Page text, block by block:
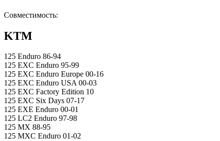
Совместимость:
KTM
125 Enduro 86-94
125 EXC Enduro 95-99
125 EXC Enduro Europe 00-16
125 EXC Enduro USA 00-03
125 EXC Factory Edition 10
125 EXC Six Days 07-17
125 EXE Enduro 00-01
125 LC2 Enduro 97-98
125 MX 88-95
125 MXC Enduro 01-02